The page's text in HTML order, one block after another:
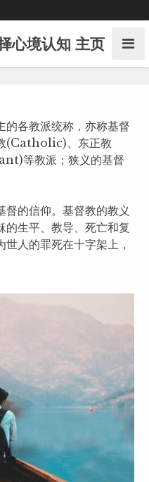
心境认知 主页
的各教派统称，亦称基督
(Catholic)、东正教
等教派；狭义的基督
的信仰。基督教的教义
的生平、教导、死亡和复
人的罪死在十字架上，